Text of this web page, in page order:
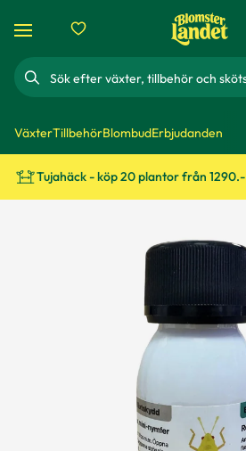
Sök
VäxterTillbehörBlombudErbjudanden
Tujahäck - köp 20 plantor från 1290.-